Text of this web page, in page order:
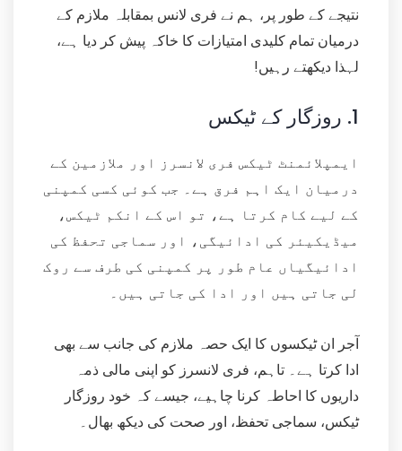
نتیجے کے طور پر، ہم نے فری لانس بمقابلہ ملازم کے
درمیان تمام کلیدی امتیازات کا خاکہ پیش کر دیا ہے،
لہذا دیکھتے رہیں!
1. روزگار کے ٹیکس
ایمپلائمنٹ ٹیکس فری لانسرز اور ملازمین کے
درمیان ایک اہم فرق ہے۔ جب کوئی کسی کمپنی
کے لیے کام کرتا ہے، تو اس کے انکم ٹیکس،
میڈیکیئر کی ادائیگی، اور سماجی تحفظ کی
ادائیگیاں عام طور پر کمپنی کی طرف سے روک
لی جاتی ہیں اور ادا کی جاتی ہیں۔
آجر ان ٹیکسوں کا ایک حصہ ملازم کی جانب سے بھی
ادا کرتا ہے۔ تاہم، فری لانسرز کو اپنی مالی ذمہ
داریوں کا احاطہ کرنا چاہیے، جیسے کہ خود روزگار
ٹیکس، سماجی تحفظ، اور صحت کی دیکھ بھال۔